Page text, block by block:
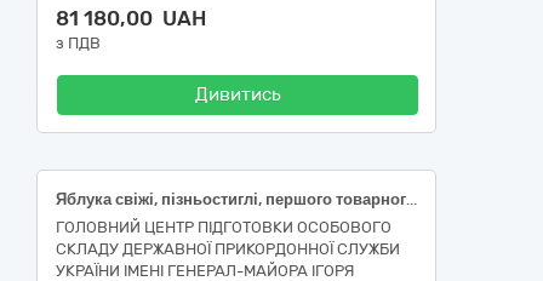
81 180,00 UAH
з ПДВ
Дивитись
Яблука свіжі, пізньостиглі, першого товарного сорту, ДСТУ 8133
ГОЛОВНИЙ ЦЕНТР ПІДГОТОВКИ ОСОБОВОГО
СКЛАДУ ДЕРЖАВНОЇ ПРИКОРДОННОЇ СЛУЖБИ
УКРАЇНИ ІМЕНІ ГЕНЕРАЛ-МАЙОРА ІГОРЯ